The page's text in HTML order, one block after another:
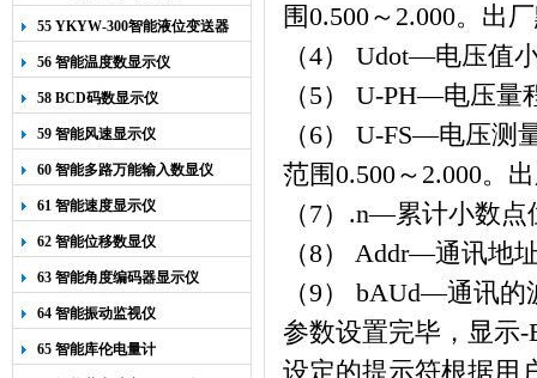
55 YKYW-300智能液位变送器
56 智能温度数显示仪
58 BCD码数显示仪
59 智能风速显示仪
60 智能多路万能输入数显仪
61 智能速度显示仪
62 智能位移数显仪
63 智能角度编码器显示仪
64 智能振动监视仪
65 智能库伦电量计
围0.500～ 2.000。出
（4） Udot—电压值
（5） U-PH—电压量
（6） U-FS—电压测
范围0.500～ 2.000。
（7）.n—累计小数点
（8） Addr—通讯地
（9） bAUd—通讯的
参数设置完毕，显示-
设定的提示符根据用